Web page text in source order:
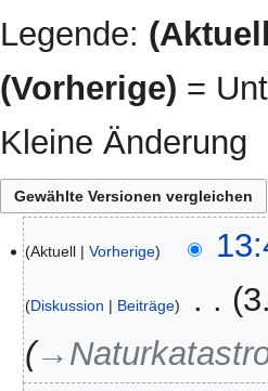
Legende:
(Vorherige) =
Kleine Änderung
März
2024
Aktuell Vorherige
Diskussion Beiträge